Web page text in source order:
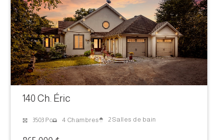
140 Ch. Éric
3503 Pc 4 Chambres 2 Salles de bain